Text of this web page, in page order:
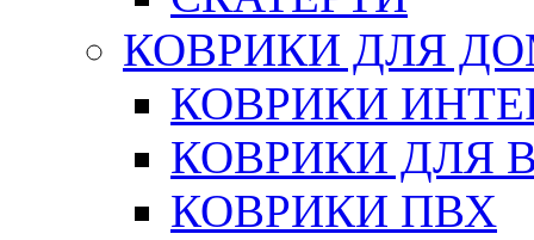
КОВРИКИ ДЛЯ
КОВРИКИ
КОВРИКИ ДЛЯ
КОВРИКИ ПВХ